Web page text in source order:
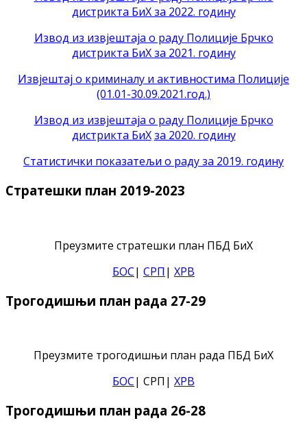
дистрикта БиХ за 2022. годину
Извод из извјештаја о раду Полиције Брчко
дистрикта БиХ за 2021. годину
Извјештај о криминалу и активностима Полиције
(01.01-30.09.2021.год.)
Извод из извјештаја о раду Полиције Брчко
дистрикта БиХ за 2020. годину
Статистички показатељи о раду за 2019. годину
Стратешки план 2019-2023
Преузмите стратешки план ПБД БиХ
БОС| СРП | ХРВ
Трогодишњи план рада 27-29
Преузмите трогодишњи план рада ПБД БиХ
БОС| СРП| ХРВ
Трогодишњи план рада 26-28